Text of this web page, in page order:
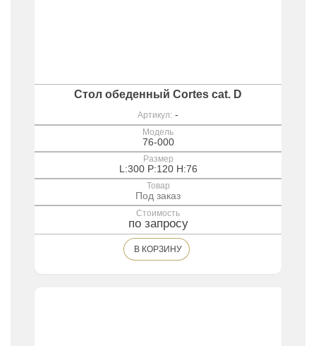
Стол обеденный Cortes cat. D
Артикул: -
Модель
76-000
Размер
L:300 P:120 H:76
Товар
Под заказ
Стоимость
по запросу
В КОРЗИНУ